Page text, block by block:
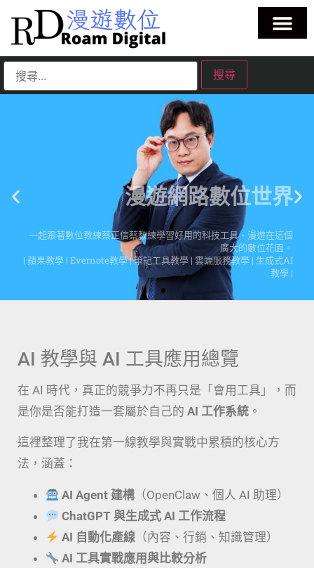
漫遊網路數位世界
一起跟著數位教練蔡正信蔡教練學習好用的科技工具、漫遊在這個
廣大的數位花園。
| 蘋果教學 | Evernote教學 | 筆記工具教學 | 雲端服務教學 | 生成式AI
點擊這裡
AI 教學與 AI 工具應用總覽
在 AI 時代，真正的競爭力不再只是「會用工具」，而
是你是否能打造一套屬於自己的 AI 工作系統 。
這裡整理了我在第一線教學與實戰中累積的核心方
法，涵蓋：
AI Agent 建構 （OpenClaw、個人 AI 助理）
ChatGPT 與生成式 AI 工作流程
AI 自動化產線 （內容、行銷、知識管理）
AI 工具實戰應用與比較分析